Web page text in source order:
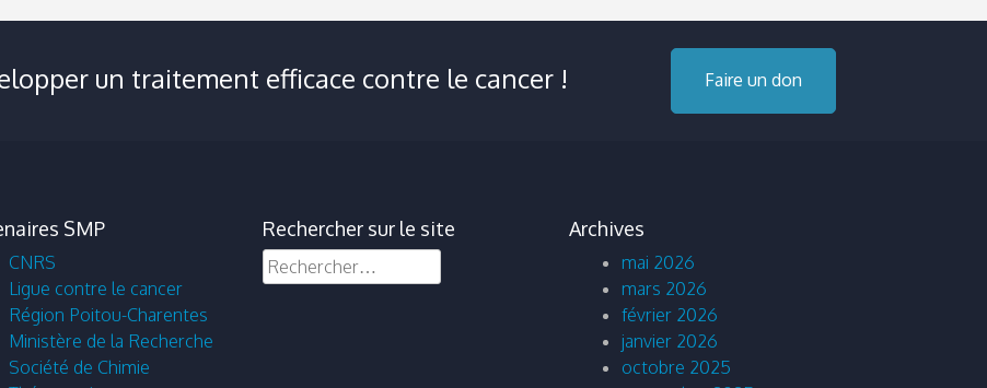
un traitement efficace contre le cancer ! Faire un don
SMP
CNRS
Ligue contre le cancer
Région Poitou-Charentes
Ministère de la Recherche
Société de Chimie
Rechercher sur le site
Rechercher :
Archives
mai 2026
mars 2026
février 2026
janvier 2026
octobre 2025